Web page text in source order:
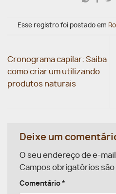
Esse registro foi postado em
Cronograma capilar: Saiba
como criar um utilizando
produtos naturais
Deixe um
O seu endereço de e-
Campos obrigatórios são
Comentário *